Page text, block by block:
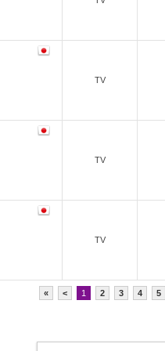
TV
TV
TV
« < 1 2 3 4 5